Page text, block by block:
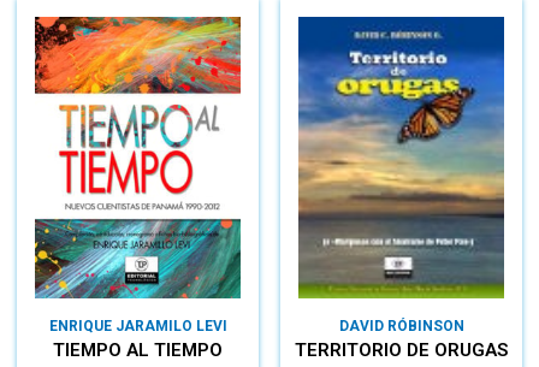
ENRIQUE JARAMILO LEVI
TIEMPO AL TIEMPO
DAVID RÓBINSON
TERRITORIO DE ORUGAS